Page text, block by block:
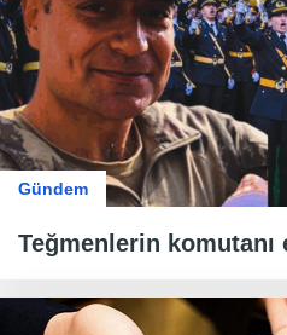
Gündem
Teğmenlerin